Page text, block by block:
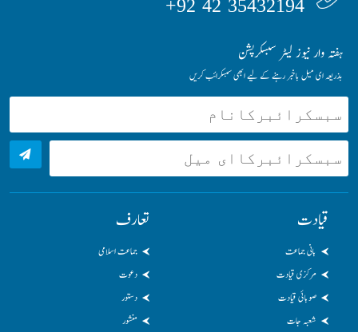
35432194 42 92+
ہفتہ وار نیوز لیٹر سبسکرپشن
بذریعہ ای میل باخبر رہنے کے لیے ابھی سبسکرائب کریں
قیادت
بانی جماعت
مرکزی قیادت
صوبائی قیادت
شعبہ جات
تعارف
جماعت اسلامی
دعوت
دستور
منشور